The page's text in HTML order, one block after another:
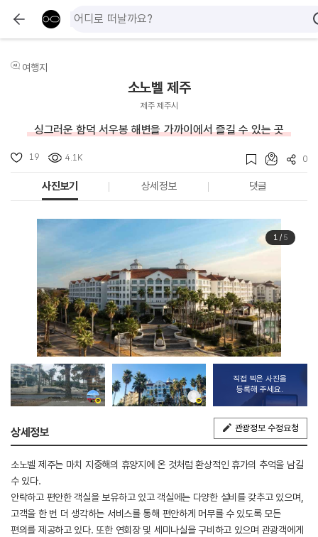
여행지
소노벨 제주
제주 제주시
싱그러운 함덕 서우봉 해변을 가까이에서 즐길 수 있는 곳
19 4.1K 0
사진보기 상세정보 댓글
1/ 5
직접 찍은 사진을
등록해 주세요.
상세정보 관광정보 수정요청
소노벨 제주는 마치 지중해의 휴양지에 온 것처럼 환상적인 휴가의 추억을 남길
수 있다.
안락하고 편안한 객실을 보유하고 있고 객실에는 다양한 설비를 갖추고 있으며,
고객을 한 번 더 생각하는 서비스를 통해 편안하게 머무를 수 있도록 모든
편의를 제공하고 있다. 또한 연회장 및 세미나실을 구비하고 있으며 관광객에게